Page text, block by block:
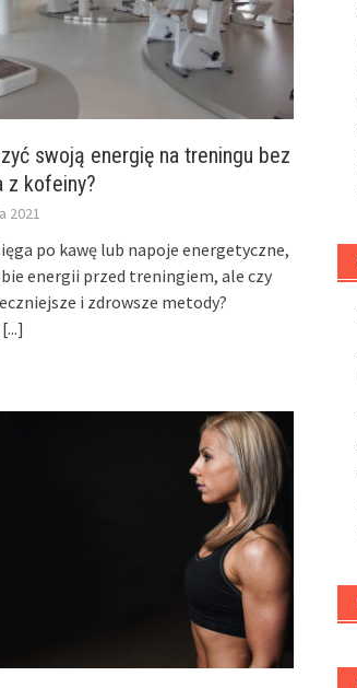
swoją energię na treningu bez
z kofeiny?
2021
po kawę lub napoje energetyczne,
energii przed treningiem, ale czy
i zdrowsze metody?
[...]